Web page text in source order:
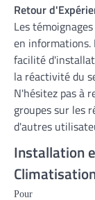
Retour
Les
en informations.
facilité
la réactivité du
N'hésitez pas à
groupes sur les
d'autres
Installation
Pour